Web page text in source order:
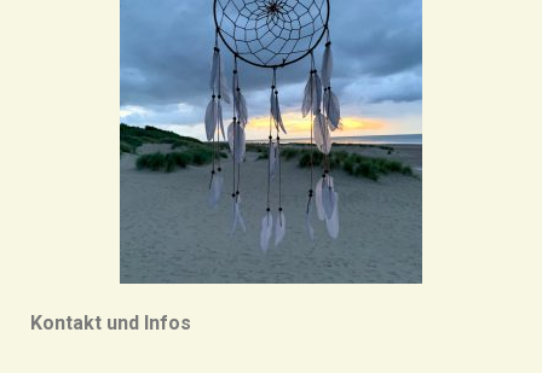
Kontakt und Infos